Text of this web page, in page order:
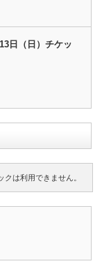
日（日）チケッ
クは利用できません。